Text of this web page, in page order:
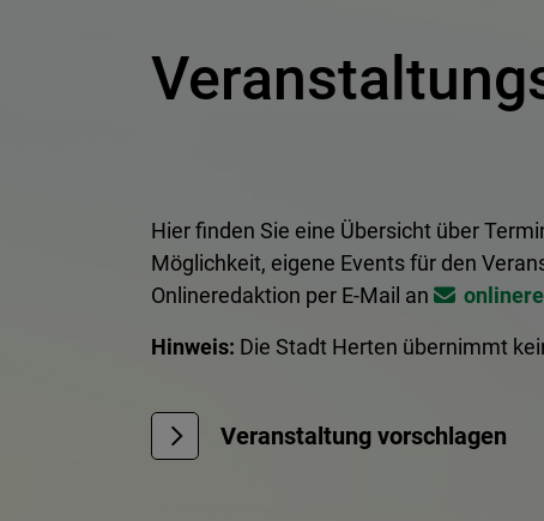
Hier finden Sie eine Übersicht über
Möglichkeit, eigene Events für den
Onlineredaktion per E-Mail an
Hinweis: Die Stadt Herten übernimmt
Veranstaltung vorschlagen